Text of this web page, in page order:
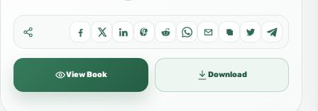
View Book Download